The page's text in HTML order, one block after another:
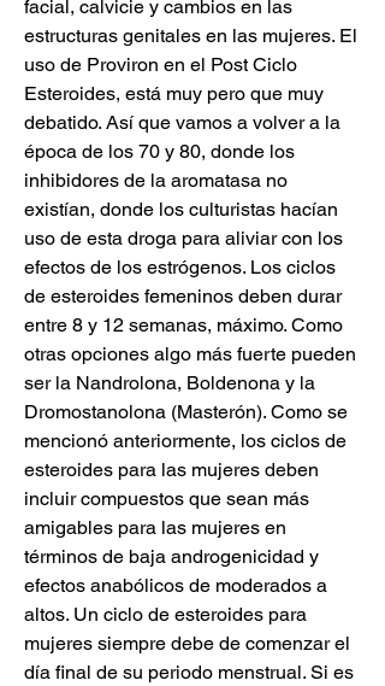
facial, calvicie y cambios en las
estructuras genitales en las mujeres. El
uso de Proviron en el Post Ciclo
Esteroides, está muy pero que muy
debatido. Así que vamos a volver a la
época de los 70 y 80, donde los
inhibidores de la aromatasa no
existían, donde los culturistas hacían
uso de esta droga para aliviar con los
efectos de los estrógenos. Los ciclos
de esteroides femeninos deben durar
entre 8 y 12 semanas, máximo. Como
otras opciones algo más fuerte pueden
ser la Nandrolona, Boldenona y la
Dromostanolona (Masterón). Como se
mencionó anteriormente, los ciclos de
esteroides para las mujeres deben
incluir compuestos que sean más
amigables para las mujeres en
términos de baja androgenicidad y
efectos anabólicos de moderados a
altos. Un ciclo de esteroides para
mujeres siempre debe de comenzar el
día final de su periodo menstrual. Si es